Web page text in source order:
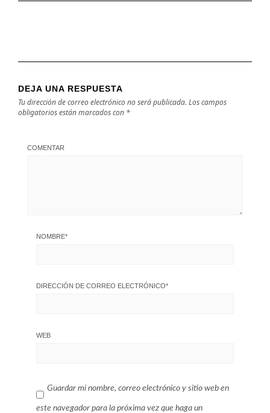
DEJA UNA RESPUESTA
Tu dirección de correo electrónico no será publicada. Los campos
obligatorios están marcados con *
COMENTAR
NOMBRE*
DIRECCIÓN DE CORREO ELECTRÓNICO*
WEB
Guardar mi nombre, correo electrónico y sitio web en
este navegador para la próxima vez que haga un